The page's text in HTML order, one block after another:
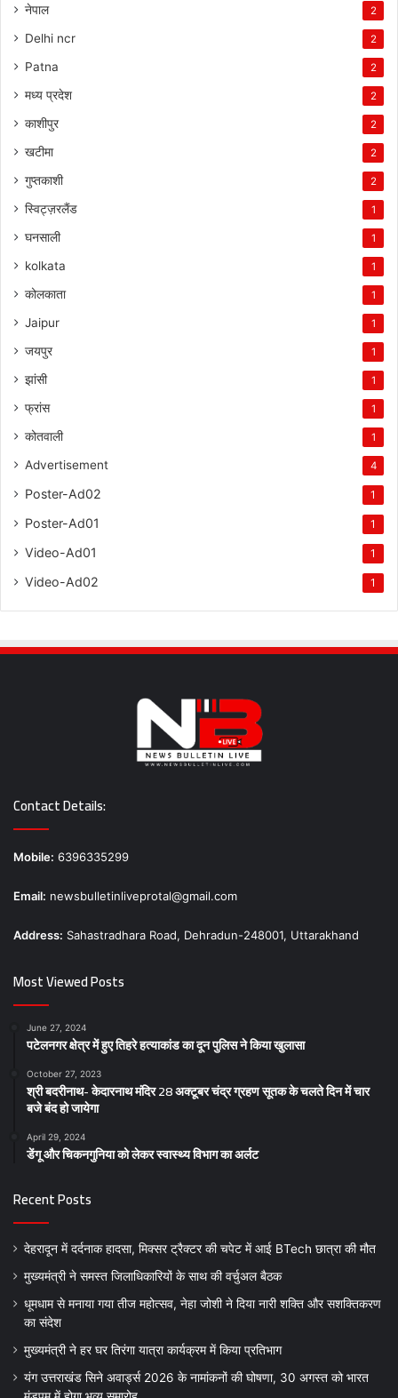
नेपाल 2
Delhi ncr 2
Patna 2
मध्य प्रदेश 2
काशीपुर 2
खटीमा 2
गुप्तकाशी 2
स्विट्ज़रलैंड 1
घनसाली 1
kolkata 1
कोलकाता 1
Jaipur 1
जयपुर 1
झांसी 1
फ्रांस 1
कोतवाली 1
Advertisement 4
Poster-Ad02 1
Poster-Ad01 1
Video-Ad01 1
Video-Ad02 1
Contact Details:
Mobile: 6396335299
Email: newsbulletinliveprotal@gmail.com
Address: Sahastradhara Road, Dehradun-248001, Uttarakhand
Most Viewed Posts
June 27, 2024
पटेलनगर क्षेत्र में हुए तिहरे हत्याकांड का दून पुलिस ने किया खुलासा
October 27, 2023
श्री बदरीनाथ- केदारनाथ मंदिर 28 अक्टूबर चंद्र ग्रहण सूतक के चलते दिन में चार
बजे बंद हो जायेगा
April 29, 2024
डेंगू और चिकनगुनिया को लेकर स्वास्थ्य विभाग का अर्लट
Recent Posts
देहरादून में दर्दनाक हादसा, मिक्सर ट्रैक्टर की चपेट में आई BTech छात्रा की मौत
मुख्यमंत्री ने समस्त जिलाधिकारियों के साथ की वर्चुअल बैठक
धूमधाम से मनाया गया तीज महोत्सव, नेहा जोशी ने दिया नारी शक्ति और सशक्तिकरण
का संदेश
मुख्यमंत्री ने हर घर तिरंगा यात्रा कार्यक्रम में किया प्रतिभाग
यंग उत्तराखंड सिने अवार्ड्स 2026 के नामांकनों की घोषणा, 30 अगस्त को भारत